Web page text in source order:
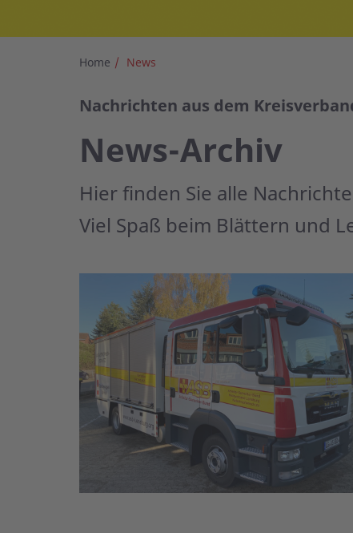
Home News
Nachrichten aus dem
News-Archiv
Hier finden Sie alle
Viel Spaß beim Blättern und